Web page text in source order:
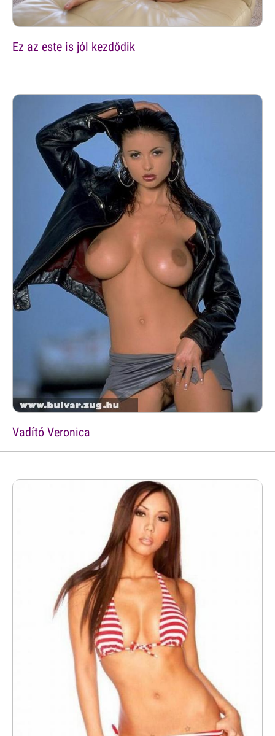
Ez az este is jól kezdődik
Vadító Veronica